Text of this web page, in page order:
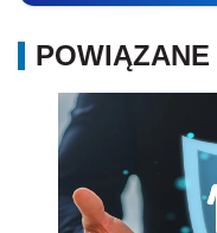
POWIĄZANE